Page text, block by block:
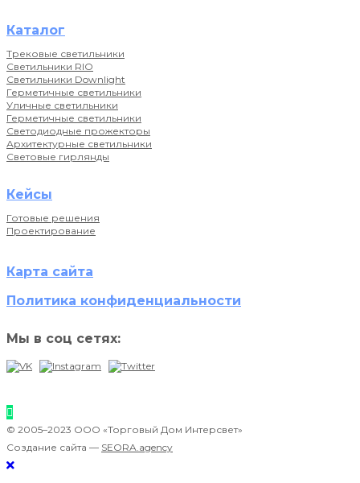
Каталог
Трековые светильники
Светильники RIO
Светильники Downlight
Герметичные светильники
Уличные светильники
Герметичные светильники
Светодиодные прожекторы
Архитектурные светильники
Световые гирлянды
Кейсы
Готовые решения
Проектирование
Карта сайта
Политика конфиденциальности
Мы в соц сетях:
© 2005–2023 ООО «Торговый Дом Интерсвет»
Создание сайта — SEORA.agency